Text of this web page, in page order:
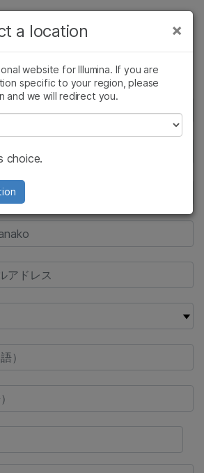
択
×
a location
website for Illumina. If you are
specific to your region, please
and we will redirect you.
location
choice.
×
臨床オンコロジー